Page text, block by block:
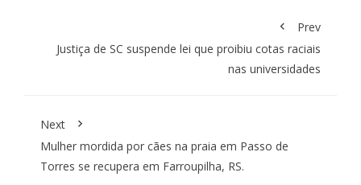
Prev
Justiça de SC suspende lei que proibiu cotas raciais
nas universidades
Next
Mulher mordida por cães na praia em Passo de
Torres se recupera em Farroupilha, RS.